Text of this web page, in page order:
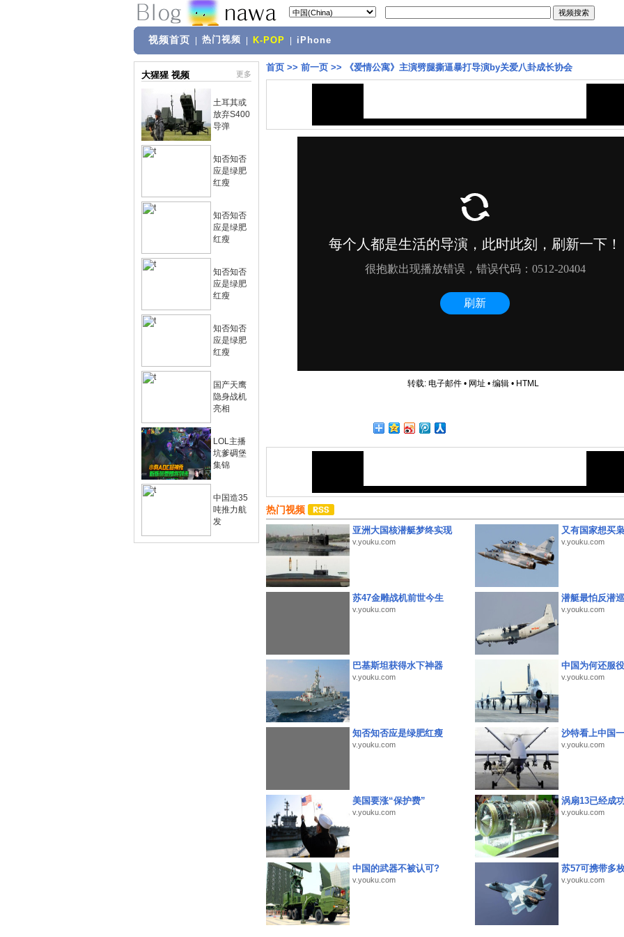
视频首页 热门视频 K-POP iPhone
大猩猩 视频 更多
土耳其或
放弃S400
导弹
知否知否
应是绿肥
红瘦
知否知否
应是绿肥
红瘦
知否知否
应是绿肥
红瘦
知否知否
应是绿肥
红瘦
国产天鹰
隐身战机
亮相
LOL主播
坑爹碉堡
集锦
中国造35
吨推力航
发
首页 >> 前一页 >> 《爱情公寓》主演劈腿撕逼暴打导演by关爱八卦成长协会
转载: 电子邮件• 网址 • 编辑• HTML
热门视频
亚洲大国核潜艇梦终实现
v.youku.com
又有国家想买
v.youku.com
苏47金雕战机前世今生
v.youku.com
潜艇最怕反潜
v.youku.com
巴基斯坦获得水下神器
v.youku.com
中国为何还服
v.youku.com
知否知否应是绿肥红瘦
v.youku.com
沙特看上中国
v.youku.com
美国要涨“保护费”
v.youku.com
涡扇13已经成
v.youku.com
中国的武器不被认可?
v.youku.com
苏57可携带多
v.youku.com